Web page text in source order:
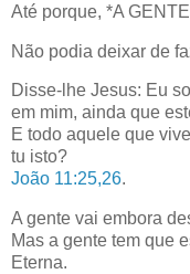
Até porque, *A
Não podia deixar de
Disse-lhe Jesus: Eu
em mim, ainda que
E todo aquele que
tu isto?
João 11:25,26.
A gente vai embora
Mas a gente tem que
Eterna.